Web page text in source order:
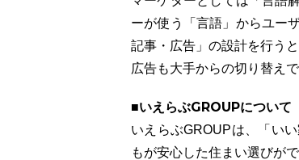
ーが使う「言語」からユー
記事・広告」の設計を行う
広告も大手からの切り替え
■いえらぶGROUPについて
いえらぶGROUPは、「い
もが安心した住まい選びが